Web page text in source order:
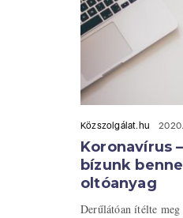
Közszolgálat.hu
Koronavírus
bízunk
oltóanyag
Derűlátóan ítélte